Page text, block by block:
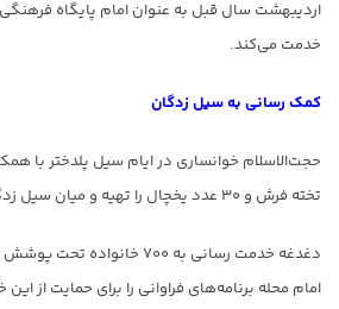
اردیبهشت سال قبل به عنوان امام پایگاه
خدمت می‌کند.
کمک رسانی به سیل زدگان
تخته فرش و ۳۰ عدد یخچال را تهیه و میان سیل زدگان توزیع کرد.
دغدغه خدمت رسانی به ۷۰۰
امام محله برنامه‌های فراوانی را برای حمایت از